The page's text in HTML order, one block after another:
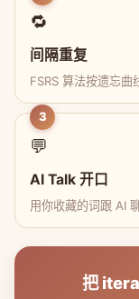
🔁
间隔重复
FSRS 算法按遗忘曲
3
💬
AI Talk 开口
用你收藏的词跟 AI
把